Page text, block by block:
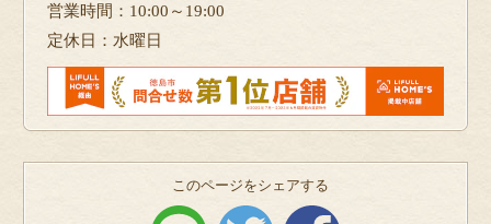
営業時間：10:00～19:00
定休日：水曜日
このページをシェアする